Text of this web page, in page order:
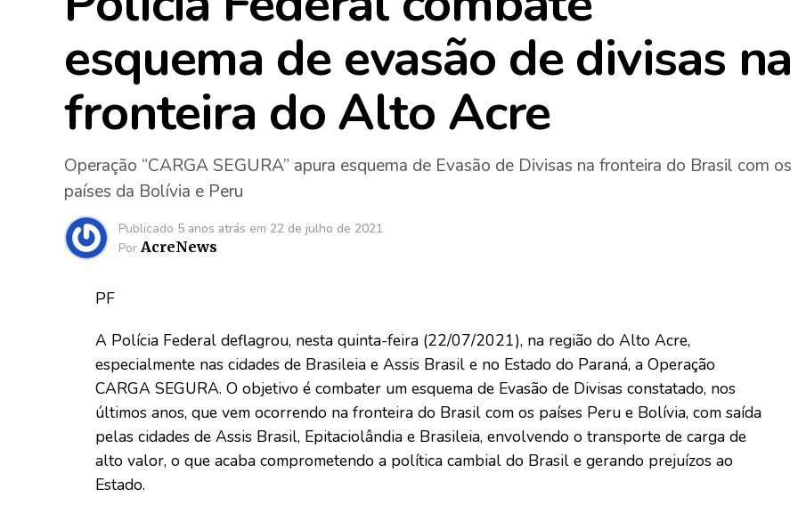
esquema de evasão de divisas na
fronteira do Alto Acre
Operação “CARGA SEGURA” apura esquema de Evasão de Divisas na fronteira do Brasil com os
países da Bolívia e Peru
Publicado 5 anos atrás em 22 de julho de 2021
Por AcreNews
PF
A Polícia Federal deflagrou, nesta quinta-feira (22/07/2021), na região do Alto Acre,
especialmente nas cidades de Brasileia e Assis Brasil e no Estado do Paraná, a Operação
CARGA SEGURA. O objetivo é combater um esquema de Evasão de Divisas constatado, nos
últimos anos, que vem ocorrendo na fronteira do Brasil com os países Peru e Bolívia, com saída
pelas cidades de Assis Brasil, Epitaciolândia e Brasileia, envolvendo o transporte de carga de
alto valor, o que acaba comprometendo a política cambial do Brasil e gerando prejuízos ao
Estado.